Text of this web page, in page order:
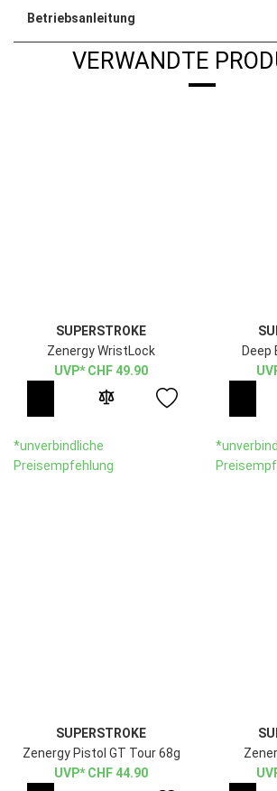
Betriebsanleitung
VERWANDTE
SUPERSTROKE
Zenergy WristLock
CHF 49.90
*unverbindliche
Preisempfehlung
Deep
SUPERSTROKE
Zenergy Pistol GT Tour 68g
CHF 44.90